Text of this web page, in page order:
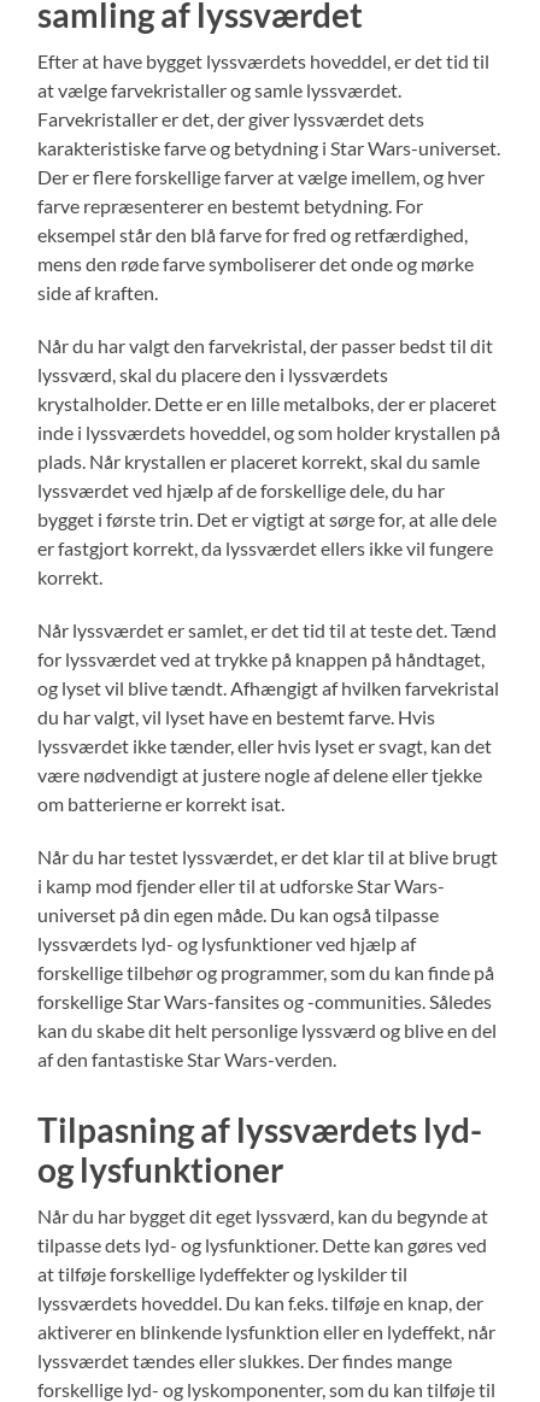
samling af lyssværdet
Efter at have bygget lyssværdets hoveddel, er det tid til
at vælge farvekristaller og samle lyssværdet.
Farvekristaller er det, der giver lyssværdet dets
karakteristiske farve og betydning i Star Wars-universet.
Der er flere forskellige farver at vælge imellem, og hver
farve repræsenterer en bestemt betydning. For
eksempel står den blå farve for fred og retfærdighed,
mens den røde farve symboliserer det onde og mørke
side af kraften.
Når du har valgt den farvekristal, der passer bedst til dit
lyssværd, skal du placere den i lyssværdets
krystalholder. Dette er en lille metalboks, der er placeret
inde i lyssværdets hoveddel, og som holder krystallen på
plads. Når krystallen er placeret korrekt, skal du samle
lyssværdet ved hjælp af de forskellige dele, du har
bygget i første trin. Det er vigtigt at sørge for, at alle dele
er fastgjort korrekt, da lyssværdet ellers ikke vil fungere
korrekt.
Når lyssværdet er samlet, er det tid til at teste det. Tænd
for lyssværdet ved at trykke på knappen på håndtaget,
og lyset vil blive tændt. Afhængigt af hvilken farvekristal
du har valgt, vil lyset have en bestemt farve. Hvis
lyssværdet ikke tænder, eller hvis lyset er svagt, kan det
være nødvendigt at justere nogle af delene eller tjekke
om batterierne er korrekt isat.
Når du har testet lyssværdet, er det klar til at blive brugt
i kamp mod fjender eller til at udforske Star Wars-
universet på din egen måde. Du kan også tilpasse
lyssværdets lyd- og lysfunktioner ved hjælp af
forskellige tilbehør og programmer, som du kan finde på
forskellige Star Wars-fansites og -communities. Således
kan du skabe dit helt personlige lyssværd og blive en del
af den fantastiske Star Wars-verden.
Tilpasning af lyssværdets lyd-
og lysfunktioner
Når du har bygget dit eget lyssværd, kan du begynde at
tilpasse dets lyd- og lysfunktioner. Dette kan gøres ved
at tilføje forskellige lydeffekter og lyskilder til
lyssværdets hoveddel. Du kan f.eks. tilføje en knap, der
aktiverer en blinkende lysfunktion eller en lydeffekt, når
lyssværdet tændes eller slukkes. Der findes mange
forskellige lyd- og lyskomponenter, som du kan tilføje til